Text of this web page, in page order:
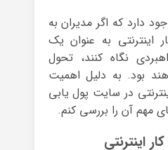
دارد که اگر مدیران به
اینترنتی به عنوان یک
نگاه کنند، تحول
بود. به دلیل اهمیت
در سایت پول یابی
مهم آن را بررسی کنم.
اینترنتی